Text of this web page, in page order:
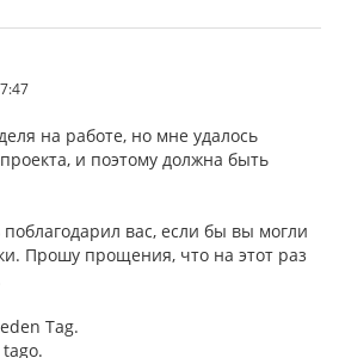
на работе, но мне удалось
и поэтому должна быть
вас, если бы вы могли
Прошу прощения, что на этот раз
Tag.